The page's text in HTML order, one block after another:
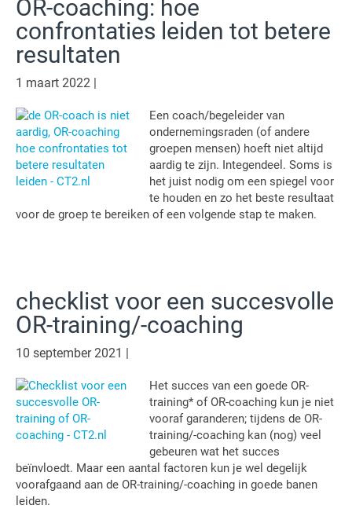
OR-coaching: hoe
confrontaties leiden tot betere
resultaten
1 maart 2022
Een coach/begeleider van
ondernemingsraden (of andere
groepen mensen) hoeft niet altijd
aardig te zijn. Integendeel. Soms is
het juist nodig om een spiegel voor
te houden en zo het beste resultaat
voor de groep te bereiken of een volgende stap te maken.
checklist voor een succesvolle
OR-training/-coaching
10 september 2021
Het succes van een goede OR-
training* of OR-coaching kun je niet
vooraf garanderen; tijdens de OR-
training/-coaching kan (nog) veel
gebeuren wat het succes
beïnvloedt. Maar een aantal factoren kun je wel degelijk
voorafgaand aan de OR-training/-coaching in goede banen
leiden.